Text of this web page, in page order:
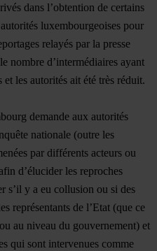
dans l’obtention de certains
luxembourgeoises pour
relayés par la presse
nombre d’intermédiaires ayant
les autorités ait été très réduit.
demande aux autorités
nationale (outre les
par différents acteurs ou
d’élucider les reproches
s’il y a eu collusion ou si des
représentants de l’Etat (que ce
au niveau du gouvernement) et
qui sont intervenues comme